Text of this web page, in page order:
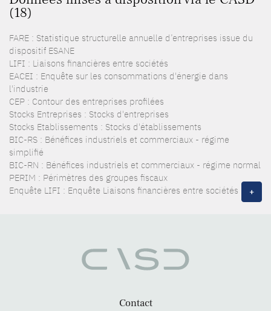
(18)
FARE : Statistique structurelle annuelle d’entreprises issue du
dispositif ESANE
LIFI : Liaisons financières entre sociétés
EACEI : Enquête sur les consommations d'énergie dans
l'industrie
CEP : Contour des entreprises profilées
Stocks Entreprises : Stocks d'entreprises
Stocks Etablissements : Stocks d'établissements
BIC-RS : Bénéfices industriels et commerciaux - régime
simplifié
BIC-RN : Bénéfices industriels et commerciaux - régime normal
PERIM : Périmètres des groupes fiscaux
Enquête LIFI : Enquête Liaisons financières entre sociétés
+
Contact